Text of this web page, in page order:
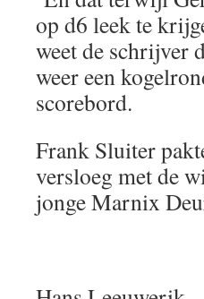
op d6 leek te
weet de schrijver
weer een
scorebord.
Frank Sluiter
versloeg met de
jonge Marnix